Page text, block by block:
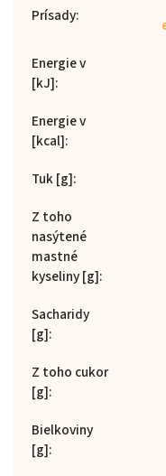
Prísady:
Energie v
[kJ]:
Energie v
[kcal]:
Tuk [g]:
Z toho
nasýtené
mastné
kyseliny [g]:
Sacharidy
[g]:
Z toho cukor
[g]:
Bielkoviny
[g]: